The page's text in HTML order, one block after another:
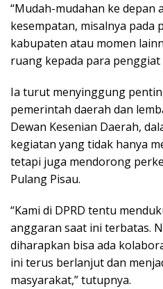
“Mudah-mudahan ke depan
kesempatan, misalnya pada
kabupaten atau momen
ruang kepada para penggiat
Ia turut menyinggung
pemerintah daerah dan
Dewan Kesenian Daerah,
kegiatan yang tidak hanya
tetapi juga mendorong
Pulang Pisau.
“Kami di DPRD tentu
anggaran saat ini terbatas.
diharapkan bisa ada
ini terus berlanjut dan
masyarakat,” tutupnya.